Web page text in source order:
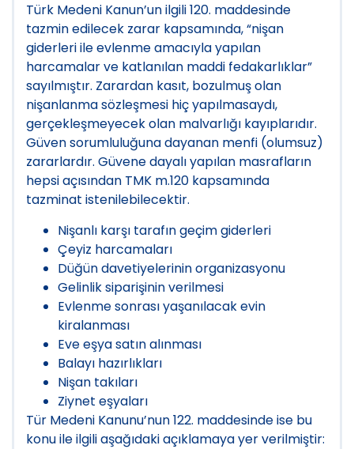
Türk Medeni Kanun’un ilgili 120. maddesinde
tazmin edilecek zarar kapsamında, “nişan
giderleri ile evlenme amacıyla yapılan
harcamalar ve katlanılan maddi fedakarlıklar”
sayılmıştır. Zarardan kasıt, bozulmuş olan
nişanlanma sözleşmesi hiç yapılmasaydı,
gerçekleşmeyecek olan malvarlığı kayıplarıdır.
Güven sorumluluğuna dayanan menfi (olumsuz)
zararlardır. Güvene dayalı yapılan masrafların
hepsi açısından TMK m.120 kapsamında
tazminat istenilebilecektir.
Nişanlı karşı tarafın geçim giderleri
Çeyiz harcamaları
Düğün davetiyelerinin organizasyonu
Gelinlik siparişinin verilmesi
Evlenme sonrası yaşanılacak evin
kiralanması
Eve eşya satın alınması
Balayı hazırlıkları
Nişan takıları
Ziynet eşyaları
Tür Medeni Kanunu’nun 122. maddesinde ise bu
konu ile ilgili aşağıdaki açıklamaya yer verilmiştir: